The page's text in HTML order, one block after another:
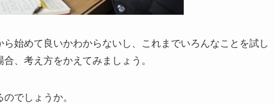
始めて良いかわからないし、これまでいろんなことを試し
、考え方をかえてみましょう。
でしょうか。